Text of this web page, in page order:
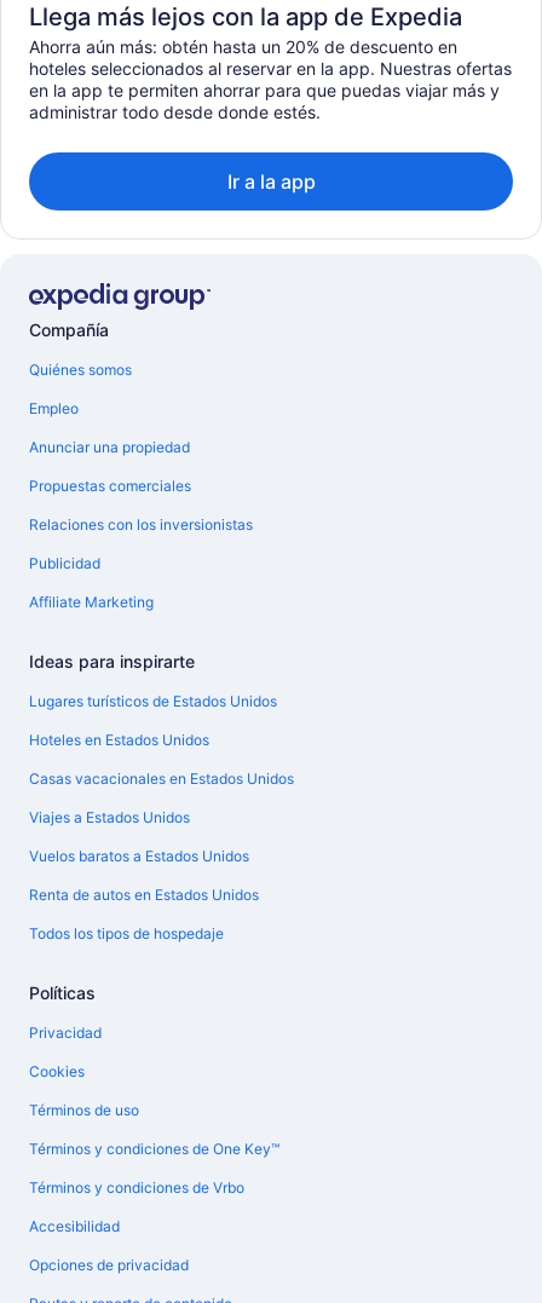
Llega más lejos con la app de Expedia
Ahorra aún más: obtén hasta un 20% de descuento en
hoteles seleccionados al reservar en la app. Nuestras ofertas
en la app te permiten ahorrar para que puedas viajar más y
administrar todo desde donde estés.
Ir a la app
Compañía
Quiénes somos
Empleo
Anunciar una propiedad
Propuestas comerciales
Relaciones con los inversionistas
Publicidad
Affiliate Marketing
Ideas para inspirarte
Lugares turísticos de Estados Unidos
Hoteles en Estados Unidos
Casas vacacionales en Estados Unidos
Viajes a Estados Unidos
Vuelos baratos a Estados Unidos
Renta de autos en Estados Unidos
Todos los tipos de hospedaje
Políticas
Privacidad
Cookies
Términos de uso
Términos y condiciones de One Key™
Términos y condiciones de Vrbo
Accesibilidad
Opciones de privacidad